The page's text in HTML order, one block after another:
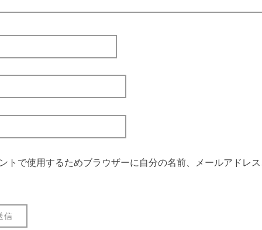
トで使用するためブラウザーに自分の名前、メールアドレ